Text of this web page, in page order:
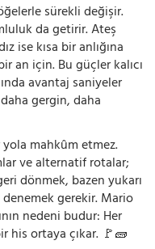
sürekli değişir.
da getirir. Ateş
ise kısa bir anlığına
an için. Bu güçler kalıcı
avantaj saniyeler
gergin, daha
mahkûm etmez.
ve alternatif rotalar;
dönmek, bazen yukarı
denemek gerekir. Mario
nedeni budur: Her
his ortaya çıkar. 🚩🧱